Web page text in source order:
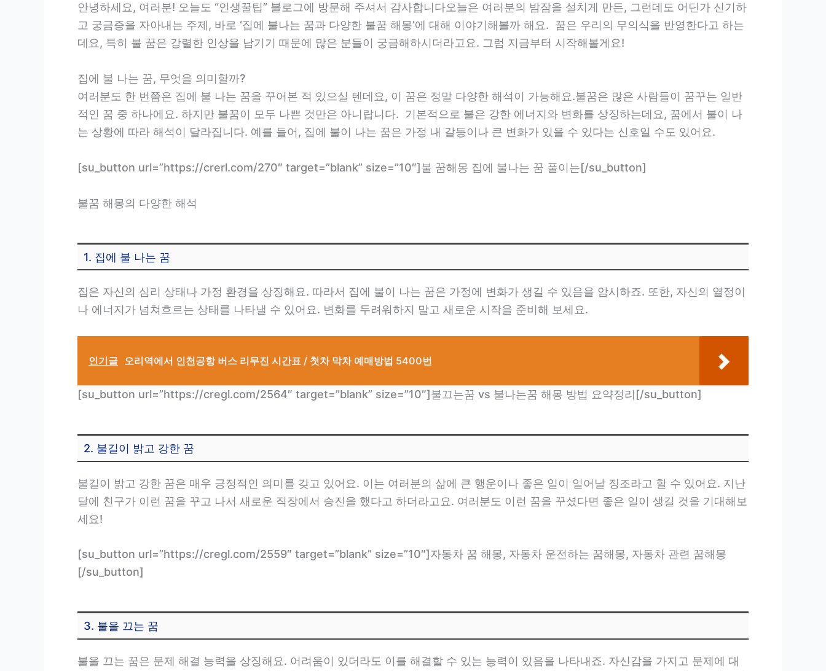
안녕하세요, 여러분! 오늘도 “인생꿀팁” 블로그에 방문해 주셔서 감사합니다오늘은 여러분의 밤잠을 설치게 만든, 그런데도 어딘가 신기하
고 궁금증을 자아내는 주제, 바로 ‘집에 불나는 꿈과 다양한 불꿈 해몽’에 대해 이야기해볼까 해요. 꿈은 우리의 무의식을 반영한다고 하는
데요, 특히 불 꿈은 강렬한 인상을 남기기 때문에 많은 분들이 궁금해하시더라고요. 그럼 지금부터 시작해볼게요!
집에 불 나는 꿈, 무엇을 의미할까?
여러분도 한 번쯤은 집에 불 나는 꿈을 꾸어본 적 있으실 텐데요, 이 꿈은 정말 다양한 해석이 가능해요.불꿈은 많은 사람들이 꿈꾸는 일반
적인 꿈 중 하나에요. 하지만 불꿈이 모두 나쁜 것만은 아니랍니다. 기본적으로 불은 강한 에너지와 변화를 상징하는데요, 꿈에서 불이 나
는 상황에 따라 해석이 달라집니다. 예를 들어, 집에 불이 나는 꿈은 가정 내 갈등이나 큰 변화가 있을 수 있다는 신호일 수도 있어요.
[su_button url=”https://crerl.com/270″ target=”blank” size=”10″]불 꿈해몽 집에 불나는 꿈 풀이는[/su_button]
불꿈 해몽의 다양한 해석
1. 집에 불 나는 꿈
집은 자신의 심리 상태나 가정 환경을 상징해요. 따라서 집에 불이 나는 꿈은 가정에 변화가 생길 수 있음을 암시하죠. 또한, 자신의 열정이
나 에너지가 넘쳐흐르는 상태를 나타낼 수 있어요. 변화를 두려워하지 말고 새로운 시작을 준비해 보세요.
인기글 오리역에서 인천공항 버스 리무진 시간표 / 첫차 막차 예매방법 5400번
[su_button url=”https://cregl.com/2564″ target=”blank” size=”10″]불끄는꿈 vs 불나는꿈 해몽 방법 요약정리[/su_button]
2. 불길이 밝고 강한 꿈
불길이 밝고 강한 꿈은 매우 긍정적인 의미를 갖고 있어요. 이는 여러분의 삶에 큰 행운이나 좋은 일이 일어날 징조라고 할 수 있어요. 지난
달에 친구가 이런 꿈을 꾸고 나서 새로운 직장에서 승진을 했다고 하더라고요. 여러분도 이런 꿈을 꾸셨다면 좋은 일이 생길 것을 기대해보
세요!
[su_button url=”https://cregl.com/2559″ target=”blank” size=”10″]자동차 꿈 해몽, 자동차 운전하는 꿈해몽, 자동차 관련 꿈해몽
[/su_button]
3. 불을 끄는 꿈
불을 끄는 꿈은 문제 해결 능력을 상징해요. 어려움이 있더라도 이를 해결할 수 있는 능력이 있음을 나타내죠. 자신감을 가지고 문제에 대